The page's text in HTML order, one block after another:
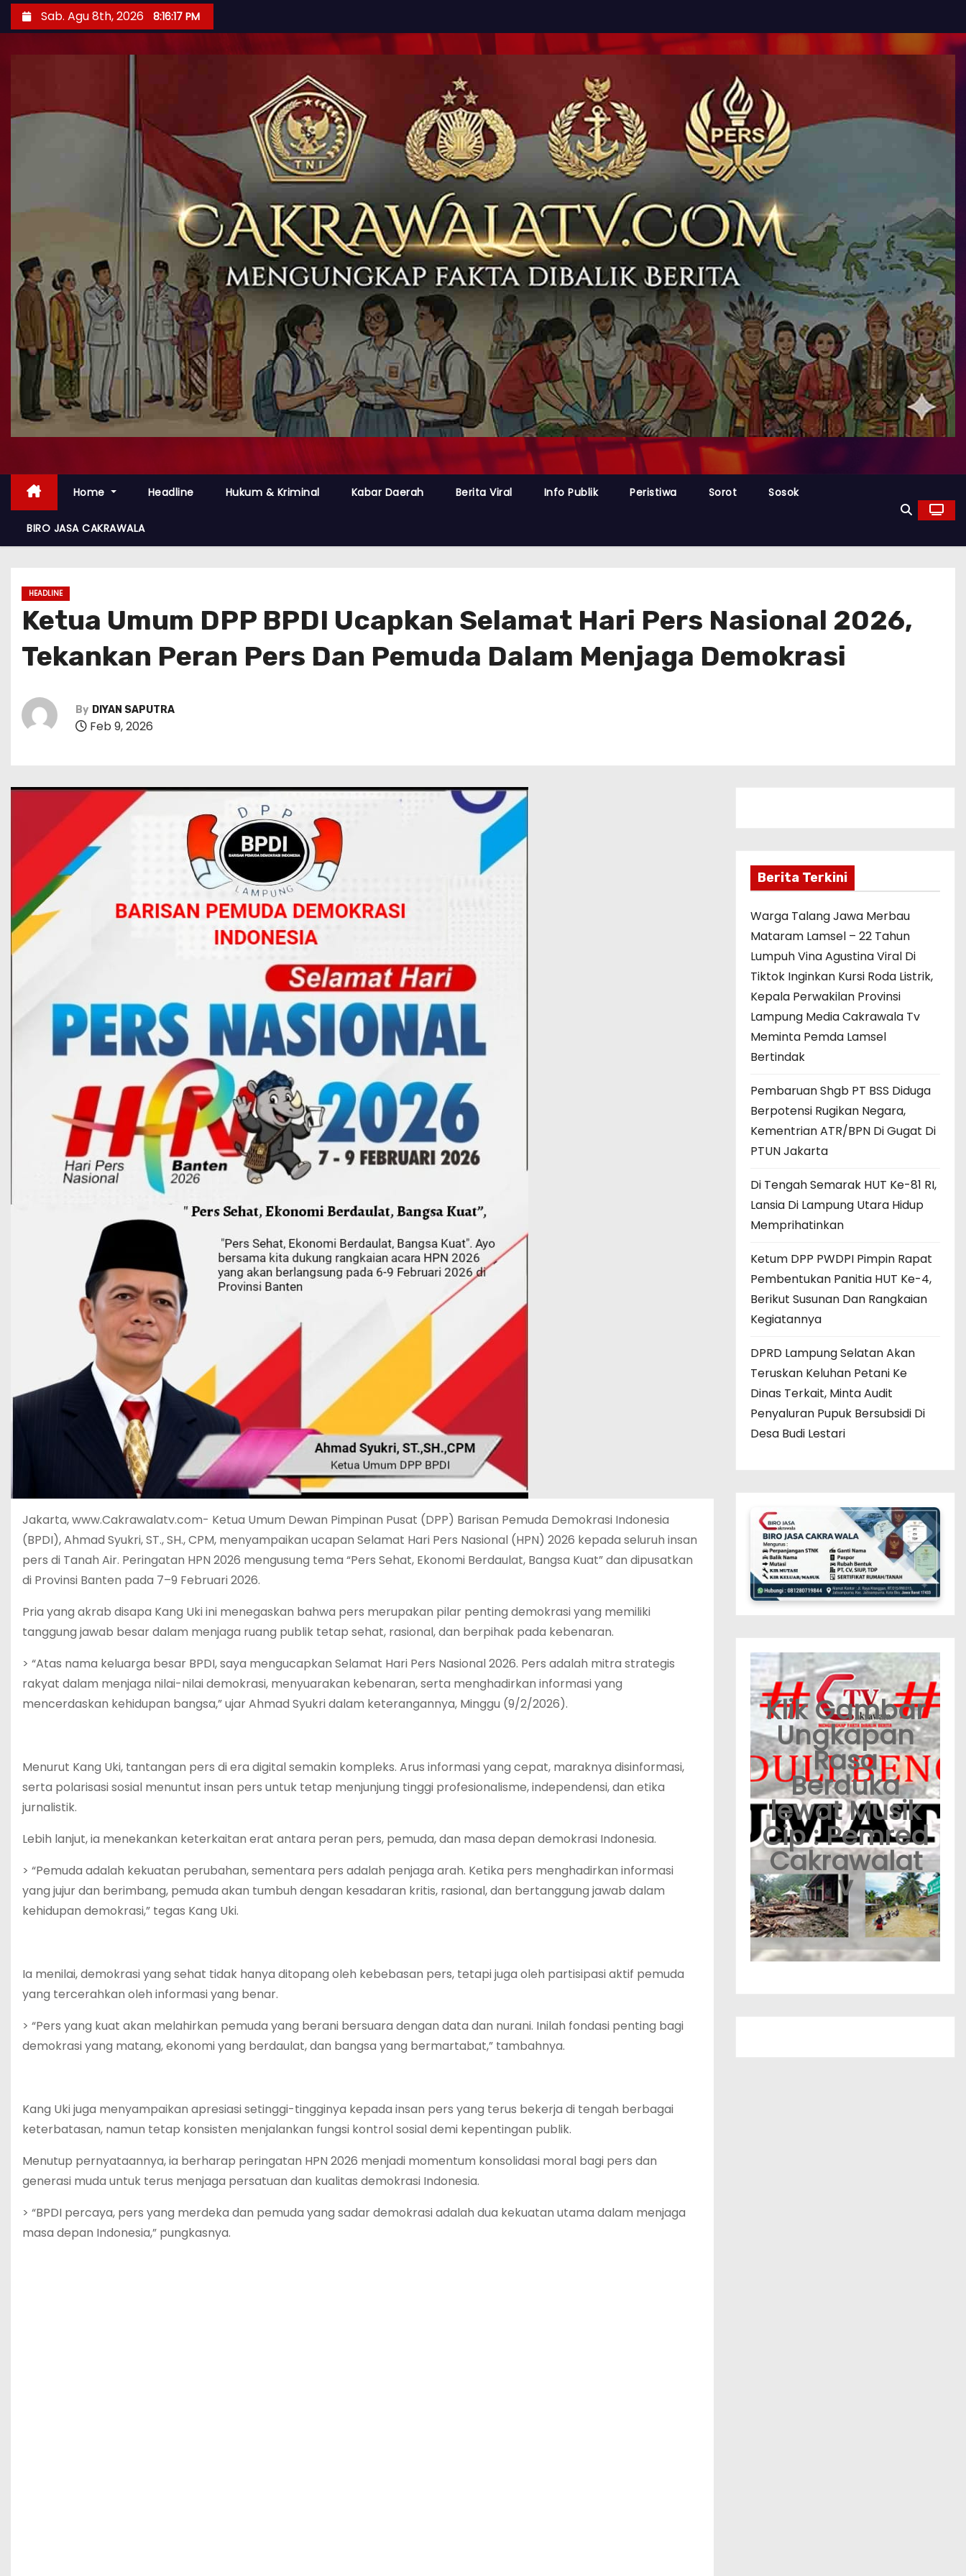
Sab. Agu 8th, 2026 8:16:18 PM
Home Headline Hukum & Kriminal Kabar Daerah Berita Viral Info Publik Peristiwa Sorot Sosok
BIRO JASA CAKRAWALA
HEADLINE
Ketua Umum DPP BPDI Ucapkan Selamat Hari Pers Nasional 2026,
Tekankan Peran Pers Dan Pemuda Dalam Menjaga Demokrasi
By DIYAN SAPUTRA
Feb 9, 2026
Jakarta, www.Cakrawalatv.com- Ketua Umum Dewan Pimpinan Pusat (DPP) Barisan Pemuda Demokrasi Indonesia
(BPDI), Ahmad Syukri, ST., SH., CPM, menyampaikan ucapan Selamat Hari Pers Nasional (HPN) 2026 kepada seluruh insan
pers di Tanah Air. Peringatan HPN 2026 mengusung tema “Pers Sehat, Ekonomi Berdaulat, Bangsa Kuat” dan dipusatkan
di Provinsi Banten pada 7–9 Februari 2026.
Pria yang akrab disapa Kang Uki ini menegaskan bahwa pers merupakan pilar penting demokrasi yang memiliki
tanggung jawab besar dalam menjaga ruang publik tetap sehat, rasional, dan berpihak pada kebenaran.
> “Atas nama keluarga besar BPDI, saya mengucapkan Selamat Hari Pers Nasional 2026. Pers adalah mitra strategis
rakyat dalam menjaga nilai-nilai demokrasi, menyuarakan kebenaran, serta menghadirkan informasi yang
mencerdaskan kehidupan bangsa,” ujar Ahmad Syukri dalam keterangannya, Minggu (9/2/2026).
Menurut Kang Uki, tantangan pers di era digital semakin kompleks. Arus informasi yang cepat, maraknya disinformasi,
serta polarisasi sosial menuntut insan pers untuk tetap menjunjung tinggi profesionalisme, independensi, dan etika
jurnalistik.
Lebih lanjut, ia menekankan keterkaitan erat antara peran pers, pemuda, dan masa depan demokrasi Indonesia.
> “Pemuda adalah kekuatan perubahan, sementara pers adalah penjaga arah. Ketika pers menghadirkan informasi
yang jujur dan berimbang, pemuda akan tumbuh dengan kesadaran kritis, rasional, dan bertanggung jawab dalam
kehidupan demokrasi,” tegas Kang Uki.
Ia menilai, demokrasi yang sehat tidak hanya ditopang oleh kebebasan pers, tetapi juga oleh partisipasi aktif pemuda
yang tercerahkan oleh informasi yang benar.
> “Pers yang kuat akan melahirkan pemuda yang berani bersuara dengan data dan nurani. Inilah fondasi penting bagi
demokrasi yang matang, ekonomi yang berdaulat, dan bangsa yang bermartabat,” tambahnya.
Kang Uki juga menyampaikan apresiasi setinggi-tingginya kepada insan pers yang terus bekerja di tengah berbagai
keterbatasan, namun tetap konsisten menjalankan fungsi kontrol sosial demi kepentingan publik.
Menutup pernyataannya, ia berharap peringatan HPN 2026 menjadi momentum konsolidasi moral bagi pers dan
generasi muda untuk terus menjaga persatuan dan kualitas demokrasi Indonesia.
> “BPDI percaya, pers yang merdeka dan pemuda yang sadar demokrasi adalah dua kekuatan utama dalam menjaga
masa depan Indonesia,” pungkasnya.
Berita Terkini
Warga Talang Jawa Merbau
Mataram Lamsel – 22 Tahun
Lumpuh Vina Agustina Viral Di
Tiktok Inginkan Kursi Roda Listrik,
Kepala Perwakilan Provinsi
Lampung Media Cakrawala Tv
Meminta Pemda Lamsel
Bertindak
Pembaruan Shgb PT BSS Diduga
Berpotensi Rugikan Negara,
Kementrian ATR/BPN Di Gugat Di
PTUN Jakarta
Di Tengah Semarak HUT Ke-81 RI,
Lansia Di Lampung Utara Hidup
Memprihatinkan
Ketum DPP PWDPI Pimpin Rapat
Pembentukan Panitia HUT Ke-4,
Berikut Susunan Dan Rangkaian
Kegiatannya
DPRD Lampung Selatan Akan
Teruskan Keluhan Petani Ke
Dinas Terkait, Minta Audit
Penyaluran Pupuk Bersubsidi Di
Desa Budi Lestari
Klik Gambar
Ungkapan
Rasa
Berduka
lewat Musik
Cip : Pemred
Cakrawalat
v